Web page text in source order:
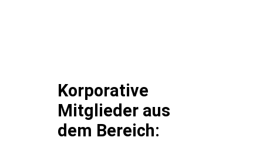
Korporative
Mitglieder aus
dem Bereich: